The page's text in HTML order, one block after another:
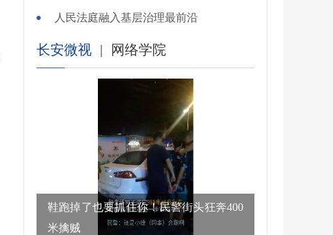
人民法庭融入基层治理最前沿
长安微视 | 网络学院
鞋跑掉了也要抓住你！民警街头狂奔400
米擒贼